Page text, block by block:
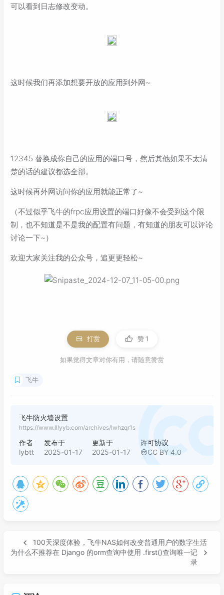
可以看到日志修改变动。
这时候我们再添加想要开放的应用到外网~
12345 替换成你自己的应用的端口号，然后其他如果不太清
楚的话的建议都选全部。
这时候再外网访问你的应用就能正常了~
（不过似乎飞牛的frpc应用设置的端口好像不会受到这个限
制，也不知道是不是我的配置有问题，有知道的朋友可以评论
讨论一下~）
欢迎大家关注我的公众号，追更更轻松~
打赏 赞 1
如果觉得文章对你有用，请随意赞赏
飞牛
飞牛防火墙设置
https://www.lllyyb.com/archives/lwhzqr1s
作者
lybtt
发布于
2025-01-17
更新于
2025-01-17
许可协议
CC BY 4.0
100天深度体验，飞牛NAS如何改变普通用户的数字生活
为什么不推荐在 Django 的orm查询中使用 .first()查询唯一记
录